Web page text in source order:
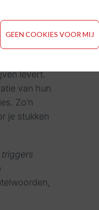
GEEN COOKIES VOOR MIJ
die
wil worden.
levert.
van hun
Zo’n
je stukken
triggers